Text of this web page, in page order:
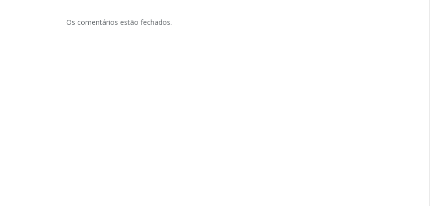
Os comentários estão fechados.